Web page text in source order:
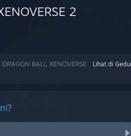
2
Lihat di
BALL XENOVERSE